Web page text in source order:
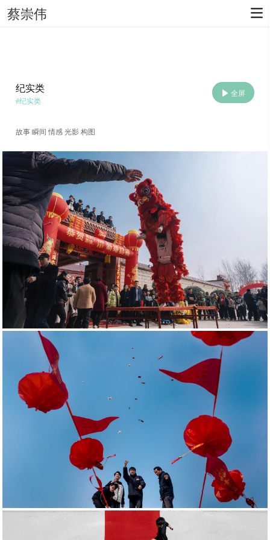
蔡崇伟
全屏
纪实类
#纪实类
故事 瞬间 情感 光影 构图